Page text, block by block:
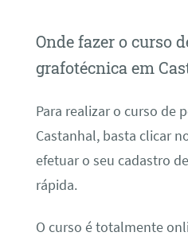
Onde fazer o curso
grafotécnica em
Para realizar o curso de
Castanhal, basta clicar
efetuar o seu cadastro
rápida.
O curso é totalmente